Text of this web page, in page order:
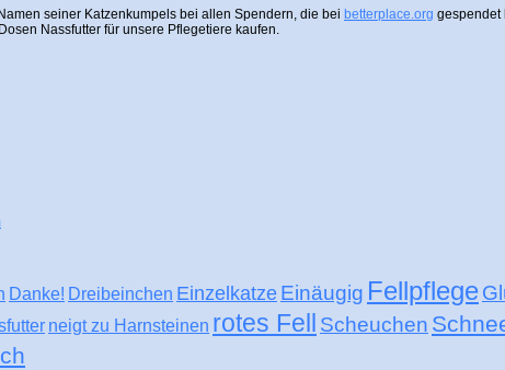
seiner Katzenkumpels bei allen Spendern, die bei betterplace.org gespendet
Nassfutter für unsere Pflegetiere kaufen.
Danke! Dreibeinchen Einzelkatze Einäugig Fellpflege
neigt zu Harnsteinen rotes Fell Scheuchen